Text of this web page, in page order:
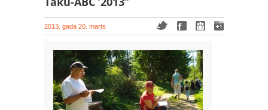
2013. gada 20. marts